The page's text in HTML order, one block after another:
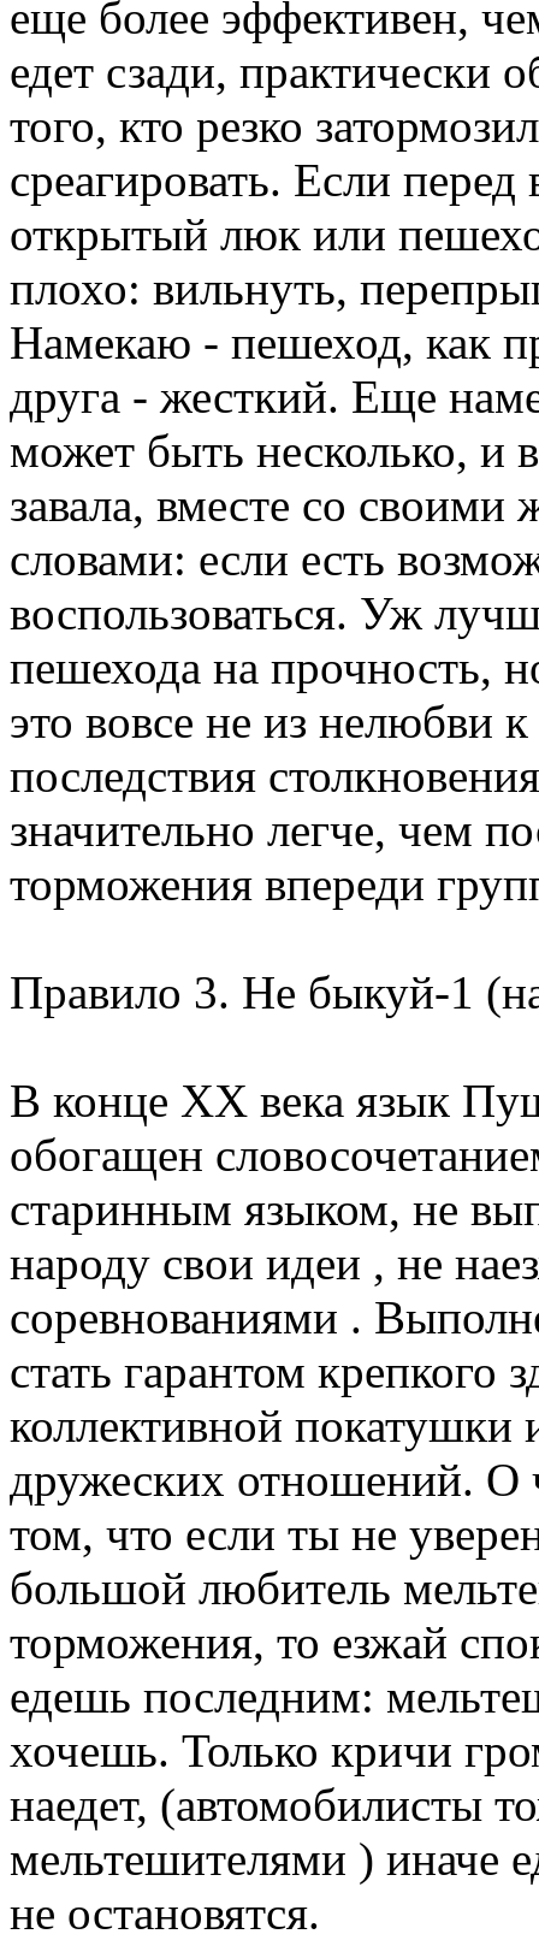
еще более эффективен,
едет сзади, практически
того, кто резко
среагировать. Если
открытый люк или
плохо: вильнуть,
Намекаю - пешеход, как
друга - жесткий. Еще
может быть несколько, и
завала, вместе со
словами: если есть
воспользоваться. Уж
пешехода на прочность,
это вовсе не из нелюбви
последствия
значительно легче, чем
торможения впереди
Правило 3. Не быкуй-1
В конце ХХ века язык
обогащен
старинным языком, не
народу свои идеи , не
соревнованиями .
стать гарантом крепкого
коллективной
дружеских отношений. О
том, что если ты не
большой любитель
торможения, то езжай
едешь последним:
хочешь. Только кричи
наедет, (автомобилисты
мельтешителями ) иначе
не остановятся.